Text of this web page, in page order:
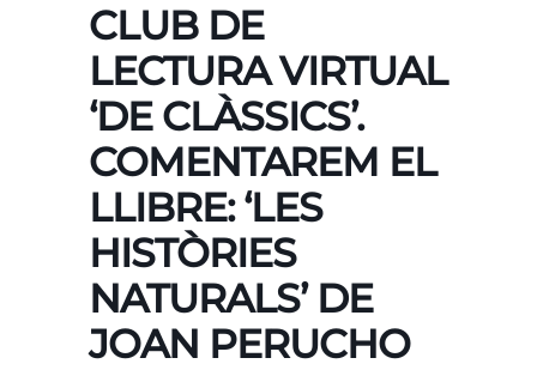
CLUB DE
LECTURA VIRTUAL
‘DE CLÀSSICS’.
COMENTAREM EL
LLIBRE: ‘LES
HISTÒRIES
NATURALS’ DE
JOAN PERUCHO